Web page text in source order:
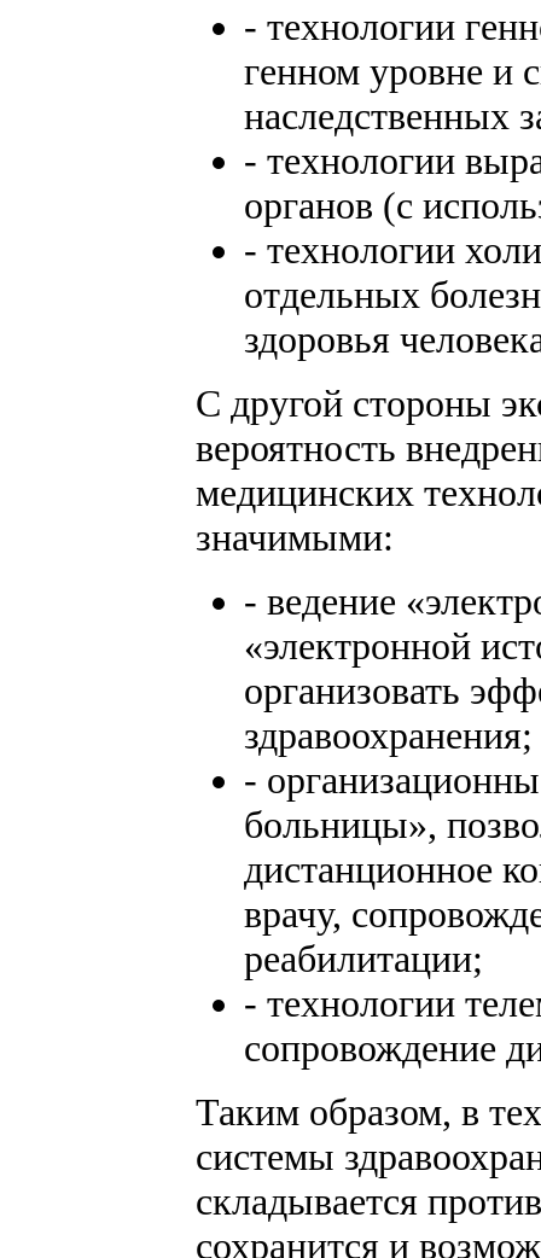
- технологии
генном уровне и
наследственных
- технологии
органов (с
- технологии
отдельных
здоровья
С другой стороны
вероятность
медицинских
значимыми:
- ведение
«электронной
организовать
здравоохранения;
-
больницы»,
дистанционное
врачу,
реабилитации;
- технологии
сопровождение
Таким образом, в
системы
складывается
сохранится и